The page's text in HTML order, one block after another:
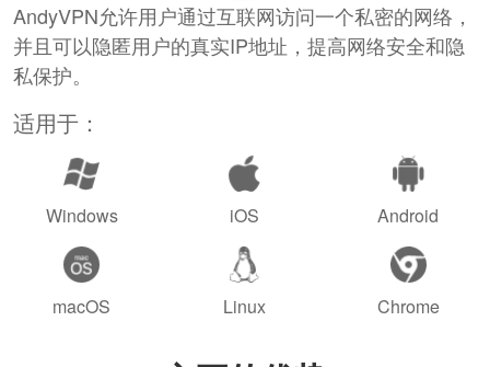
AndyVPN允许用户通过互联网访问一个私密的网络，
并且可以隐匿用户的真实IP地址，提高网络安全和隐
私保护。
适用于：
Windows iOS Android
macOS Linux Chrome